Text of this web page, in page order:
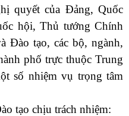
quyết của Đảng, Quốc
hội, Thủ tướng Chính
Đào tạo, các bộ, ngành,
phố trực thuộc Trung
số nhiệm vụ trọng tâm
tạo chịu trách nhiệm: